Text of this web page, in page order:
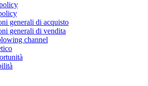
generali di acquisto
generali di vendita
channel